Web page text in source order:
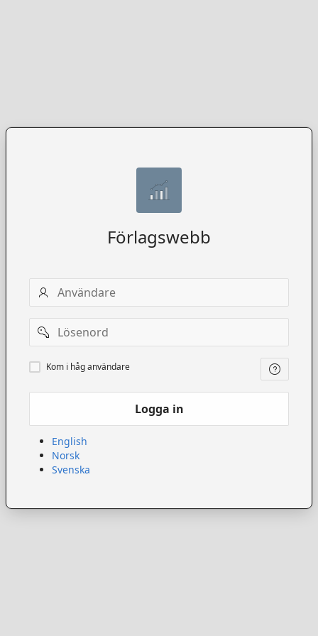
Förlagswebb
Användarnamn
Lösenord
Kom
ihåg
Kom i håg användare
Logga in
English
Norsk
Svenska